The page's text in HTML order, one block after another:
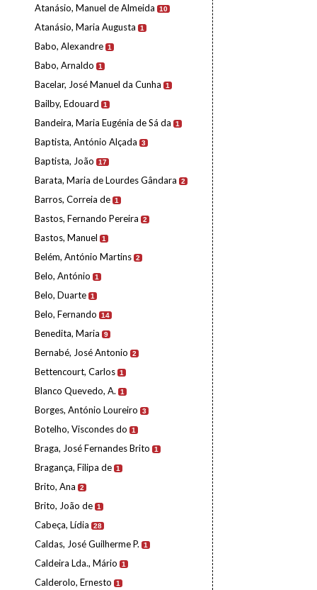
Atanásio, Manuel de Almeida 10
Atanásio, Maria Augusta 1
Babo, Alexandre 1
Babo, Arnaldo 1
Bacelar, José Manuel da Cunha 1
Bailby, Edouard 1
Bandeira, Maria Eugénia de Sá da 1
Baptista, António Alçada 3
Baptista, João 17
Barata, Maria de Lourdes Gândara 2
Barros, Correia de 1
Bastos, Fernando Pereira 2
Bastos, Manuel 1
Belém, António Martins 2
Belo, António 1
Belo, Duarte 1
Belo, Fernando 14
Benedita, Maria 9
Bernabé, José Antonio 2
Bettencourt, Carlos 1
Blanco Quevedo, A. 1
Borges, António Loureiro 3
Botelho, Viscondes do 1
Braga, José Fernandes Brito 1
Bragança, Filipa de 1
Brito, Ana 2
Brito, João de 1
Cabeça, Lídia 28
Caldas, José Guilherme P. 1
Caldeira Lda., Mário 1
Calderolo, Ernesto 1